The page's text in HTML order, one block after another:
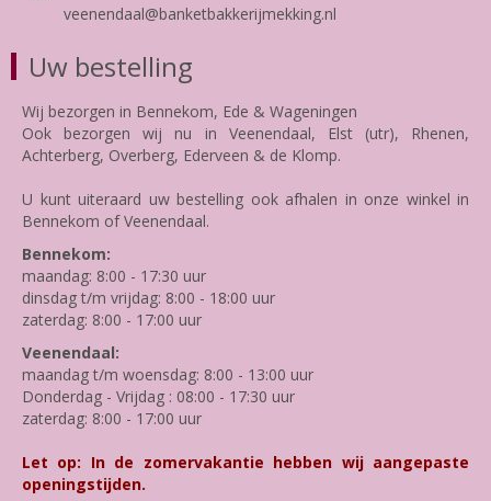
veenendaal@banketbakkerijmekking.nl
Uw bestelling
Wij bezorgen in Bennekom, Ede & Wageningen
Ook bezorgen wij nu in Veenendaal, Elst (utr), Rhenen,
Achterberg, Overberg, Ederveen & de Klomp.
U kunt uiteraard uw bestelling ook afhalen in onze winkel in
Bennekom of Veenendaal.
Bennekom:
maandag: 8:00 - 17:30 uur
dinsdag t/m vrijdag: 8:00 - 18:00 uur
zaterdag: 8:00 - 17:00 uur
Veenendaal:
maandag t/m woensdag: 8:00 - 13:00 uur
Donderdag - Vrijdag : 08:00 - 17:30 uur
zaterdag: 8:00 - 17:00 uur
Let op: In de zomervakantie hebben wij aangepaste
openingstijden.